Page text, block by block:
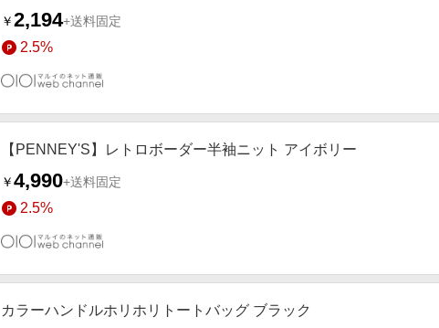
￥2,194+送料固定
2.5%
【PENNEY'S】レトロボーダー半袖ニット アイボリー
￥4,990+送料固定
2.5%
カラーハンドルホリホリトートバッグ ブラック